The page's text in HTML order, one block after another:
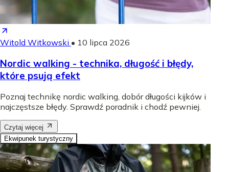
Witold Witkowski • 10 lipca 2026
Nordic walking - technika, długość i błędy,
które psują efekt
Poznaj technikę nordic walking, dobór długości kijków i
najczęstsze błędy. Sprawdź poradnik i chodź pewniej.
Czytaj więcej
Ekwipunek turystyczny